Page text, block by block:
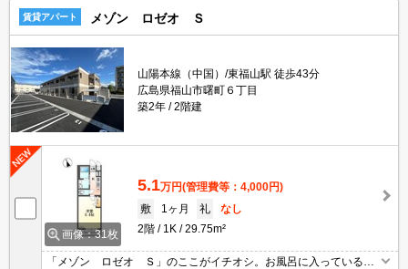
賃貸アパート メゾン ロゼオ Ｓ
山陽本線（中国）/東福山駅 徒歩43分
広島県福山市曙町６丁目
築2年
2階建
画像：31枚
5.1万円(管理費等：4,000円)
敷
1ヶ月 礼
なし
2階
1K 29.75m²
「メゾン ロゼオ Ｓ」のここがイチオシ。お風呂に入っていると